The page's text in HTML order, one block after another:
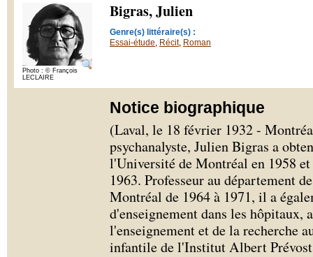
Photo : © François
LECLAIRE
Bigras, Julien
Genre(s) littéraire(s) :
Essai-étude, Récit, Roman
Notice biographique
(Laval, le 18 février 1932 -
psychanalyste, Julien Bigras a
l'Université de Montréal en 1958
1963. Professeur au département
Montréal de 1964 à 1971, il a
d'enseignement dans les hôpitaux,
l'enseignement et de la recherche
infantile de l'Institut Albert